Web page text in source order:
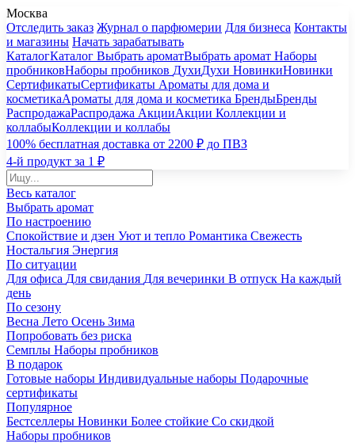
Москва
Отследить заказ Журнал о парфюмерии Для бизнеса Контакты
и магазины Начать зарабатывать
КаталогКаталог Выбрать ароматВыбрать аромат Наборы
пробниковНаборы пробников ДухиДухи НовинкиНовинки
СертификатыСертификаты Ароматы для дома и
косметикаАроматы для дома и косметика БрендыБренды
РаспродажаРаспродажа АкцииАкции Коллекции и
коллабыКоллекции и коллабы
100% бесплатная доставка от 2200 ₽ до ПВЗ
4-й продукт за 1 ₽
Весь каталог
Выбрать аромат
По настроению
Спокойствие и дзен Уют и тепло Романтика Свежесть
Ностальгия Энергия
По ситуации
Для офиса Для свидания Для вечеринки В отпуск На каждый
день
По сезону
Весна Лето Осень Зима
Попробовать без риска
Семплы Наборы пробников
В подарок
Готовые наборы Индивидуальные наборы Подарочные
сертификаты
Популярное
Бестселлеры Новинки Более стойкие Со скидкой
Наборы пробников